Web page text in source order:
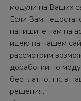
модули на Ваших
Если Вам
напишите нам на
идею на нашем
рассмотрим
доработки по
бесплатно, т.к. в
решения.